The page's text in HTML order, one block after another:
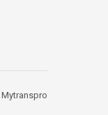
Mytranspro